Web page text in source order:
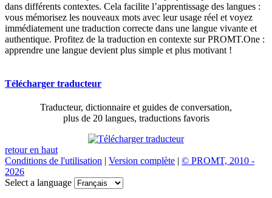
dans différents contextes. Cela facilite l’apprentissage des langues :
vous mémorisez les nouveaux mots avec leur usage réel et voyez
immédiatement une traduction correcte dans une langue vivante et
authentique. Profitez de la traduction en contexte sur PROMT.One :
apprendre une langue devient plus simple et plus motivant !
Télécharger traducteur
Traducteur, dictionnaire et guides de conversation,
plus de 20 langues, traductions favoris
retour en haut
Conditions de l'utilisation | Version complète | © PROMT, 2010 -
2026
Select a language